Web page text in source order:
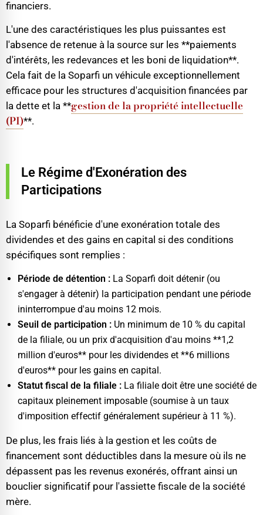
financiers.
L'une des caractéristiques les plus puissantes est
l'absence de retenue à la source sur les **paiements
d'intérêts, les redevances et les boni de liquidation**.
Cela fait de la Soparfi un véhicule exceptionnellement
efficace pour les structures d'acquisition financées par
la dette et la **gestion de la propriété intellectuelle
(PI)**.
Le Régime d'Exonération des
Participations
La Soparfi bénéficie d'une exonération totale des
dividendes et des gains en capital si des conditions
spécifiques sont remplies :
Période de détention : La Soparfi doit détenir (ou
s'engager à détenir) la participation pendant une période
ininterrompue d'au moins 12 mois.
Seuil de participation : Un minimum de 10 % du capital
de la filiale, ou un prix d'acquisition d'au moins **1,2
million d'euros** pour les dividendes et **6 millions
d'euros** pour les gains en capital.
Statut fiscal de la filiale : La filiale doit être une société de
capitaux pleinement imposable (soumise à un taux
d'imposition effectif généralement supérieur à 11 %).
De plus, les frais liés à la gestion et les coûts de
financement sont déductibles dans la mesure où ils ne
dépassent pas les revenus exonérés, offrant ainsi un
bouclier significatif pour l'assiette fiscale de la société
mère.